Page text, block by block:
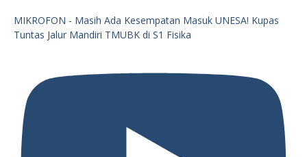
MIKROFON - Masih Ada Kesempatan Masuk UNESA! Kupas
Tuntas Jalur Mandiri TMUBK di S1 Fisika